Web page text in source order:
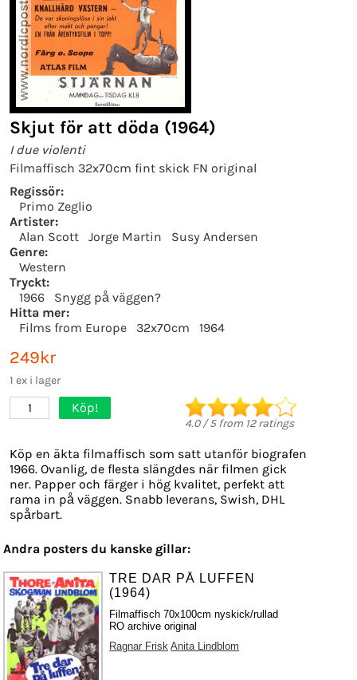
Skjut för att döda (1964)
I due violenti
Filmaffisch 32x70cm fint skick FN original
Regissör:
Primo Zeglio
Artister:
Alan Scott
Jorge Martin
Susy Andersen
Genre:
Western
Tryckt:
1966
Snygg på väggen?
Hitta mer:
Films from Europe
32x70cm 1964
249kr
1 ex i lager
1 Köp!
4.0/5from 12ratings
Köp en äkta filmaffisch som satt utanför biografen
1966. Ovanlig, de flesta slängdes när filmen gick
ner. Papper och färger i hög kvalitet, perfekt att
rama in på väggen. Snabb leverans, Swish, DHL
spårbart.
Andra posters du kanske gillar:
TRE DAR PÅ LUFFEN
(1964)
Filmaffisch 70x100cm nyskick/rullad
RO archive original
Ragnar Frisk Anita Lindblom